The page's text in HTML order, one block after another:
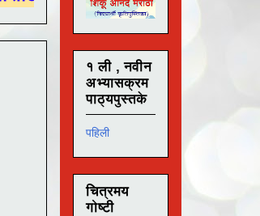
१ ली , नवीन
अभ्यासक्रम
पाठ्यपुस्तके
पहिली
चित्रमय
गोष्टी